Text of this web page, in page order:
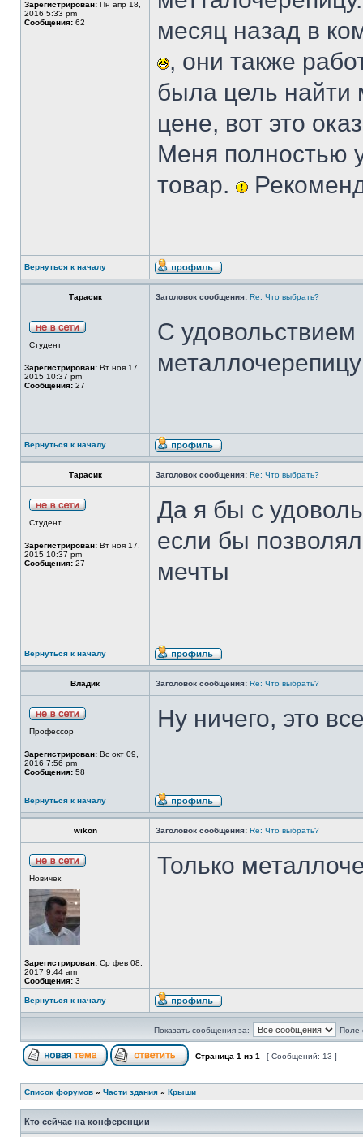
Зарегистрирован: Пн апр 18,
2016 5:33 pm
Сообщения: 62
месяц назад в
, они также
была цель найти
цене, вот это
Меня полностью
товар.
Вернуться к началу
Тарасик Заголовок сообщения: Re: Что выбрать?
Студент
Зарегистрирован: Вт ноя 17,
2015 10:37 pm
Сообщения: 27
С
Вернуться к началу
Тарасик Заголовок сообщения: Re: Что выбрать?
Студент
Зарегистрирован: Вт ноя 17,
2015 10:37 pm
Сообщения: 27
Да я бы с
если бы
мечты
Вернуться к началу
Владик Заголовок сообщения: Re: Что выбрать?
Профессор
Зарегистрирован: Вс окт 09,
2016 7:56 pm
Сообщения: 58
Ну ничего, это
Вернуться к началу
wikon Заголовок сообщения: Re: Что выбрать?
Новичек
Зарегистрирован: Ср фев 08,
2017 9:44 am
Сообщения: 3
Только
Вернуться к началу
Показать сообщения за: Поле
Страница 1 из 1 [ Сообщений: 13 ]
Список форумов » Части здания » Крыши
Кто сейчас на конференции